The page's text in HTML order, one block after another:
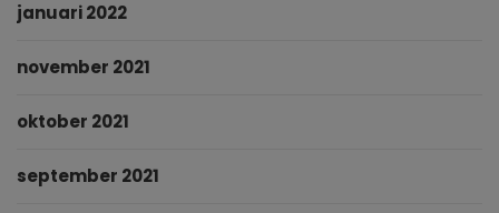
januari 2022
november 2021
oktober 2021
september 2021